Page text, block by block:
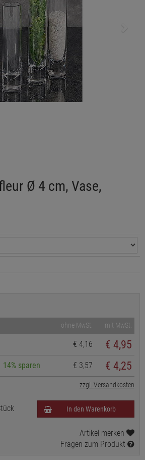
Ø 4 cm, Vase,
ohne MwSt. mit MwSt.
€ 4,16 € 4,95
14% sparen € 3,57 € 4,25
zzgl. Versandkosten
In den Warenkorb
Artikel merken
Fragen zum Produkt